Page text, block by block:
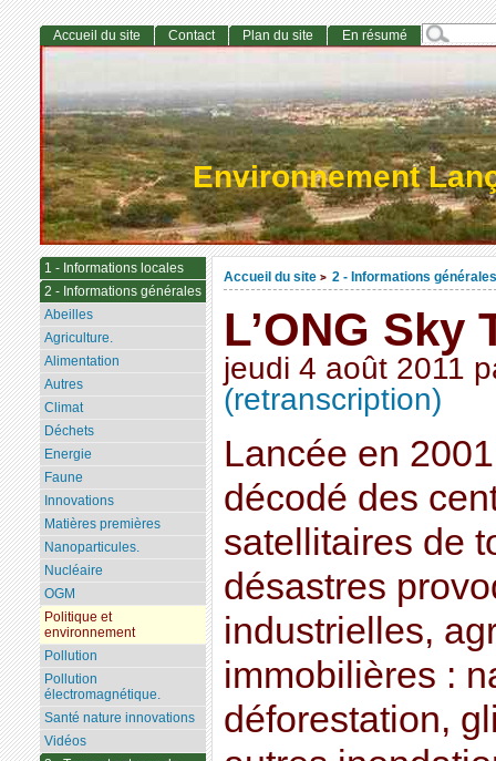
Environnement
Accueil du site > 2 - Informations générales
L’ONG Sky
jeudi 4 août 2011
(retranscription)
Lancée en
décodé des
satellitaires de
désastres
industrielles,
immobilières :
déforestation,
Accueil du site Contact Plan du site En résumé
1 - Informations locales
2 - Informations générales
Abeilles
Agriculture.
Alimentation
Autres
Climat
Déchets
Energie
Faune
Innovations
Matières premières
Nanoparticules.
Nucléaire
OGM
Politique et
environnement
Pollution
Pollution
électromagnétique.
Santé nature innovations
Vidéos